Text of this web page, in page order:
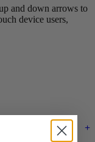
and down arrows to
device users,
+